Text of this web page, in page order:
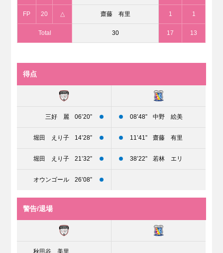
FP 20 △ 齋藤 有里 1 1
Total 30 17 13
得点
三好 麗 06’20” 08’48” 中野 絵美
堀田 えり子 14’28” 11’41” 齋藤 有里
堀田 えり子 21’32” 38’22” 若林 エリ
オウンゴール 26’08”
警告/退場
秋田谷 美里